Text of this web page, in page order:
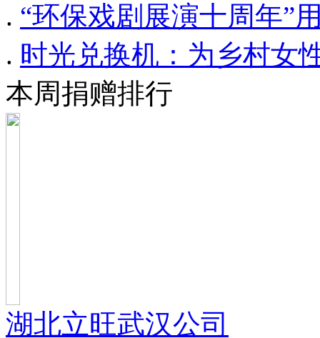
. “环保戏剧展演十周年”
. 时光兑换机：为乡村女
本周捐赠排行
湖北立旺武汉公司